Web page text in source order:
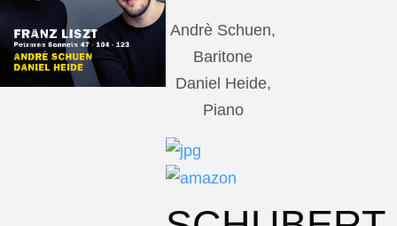
Andrè Schuen,
Baritone
Daniel Heide,
Piano